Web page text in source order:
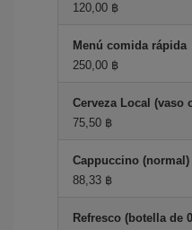
120,00 ฿
Menú comida rápida
250,00 ฿
Cerveza Local (vaso
75,50 ฿
Cappuccino (normal)
88,33 ฿
Refresco (botella de